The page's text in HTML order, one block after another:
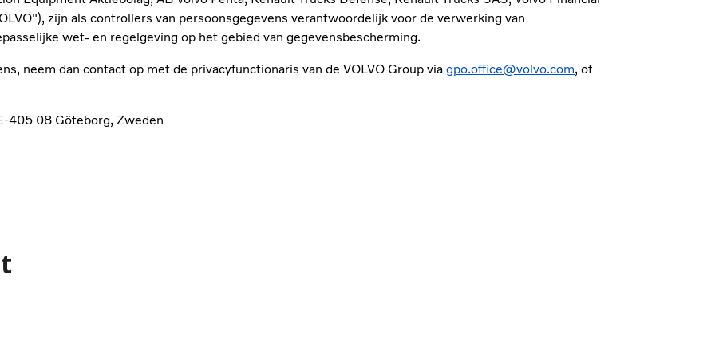
zijn als controllers van persoonsgegevens verantwoordelijk voor de verwerking van
wet- en regelgeving op het gebied van gegevensbescherming.
neem dan contact op met de privacyfunctionaris van de VOLVO Group via gpo.office@volvo.com, of
405 08 Göteborg, Zweden